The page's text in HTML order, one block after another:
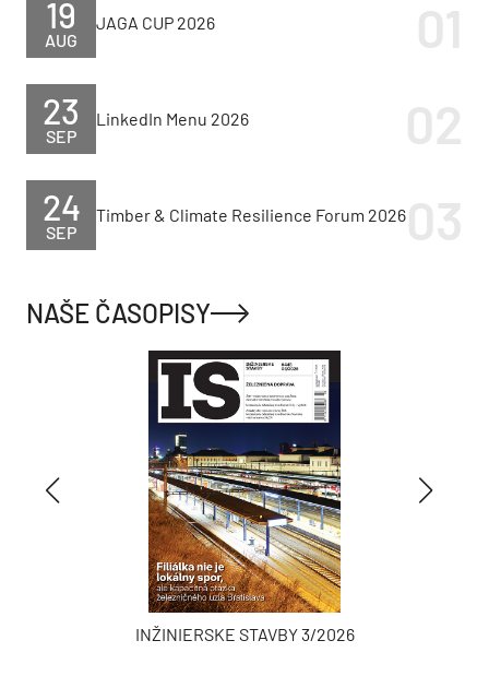
AUG
19 JAGA CUP 2026
SEP
23 LinkedIn Menu 2026
SEP
24 Timber & Climate Resilience Forum 2026
NAŠE ČASOPISY
INŽINIERSKE STAVBY 3/2026